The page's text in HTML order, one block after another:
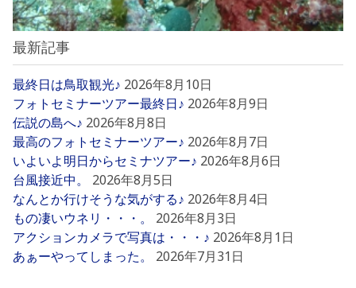
最新記事
最終日は鳥取観光♪ 2026年8月10日
フォトセミナーツアー最終日♪ 2026年8月9日
伝説の島へ♪ 2026年8月8日
最高のフォトセミナーツアー♪ 2026年8月7日
いよいよ明日からセミナツアー♪ 2026年8月6日
台風接近中。
2026年8月5日
なんとか行けそうな気がする♪ 2026年8月4日
もの凄いウネリ・・・。
2026年8月3日
アクションカメラで写真は・・・♪ 2026年8月1日
あぁーやってしまった。
2026年7月31日